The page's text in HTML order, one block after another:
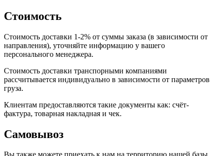
Стоимость
Стоимость доставки 1-2% от суммы заказа (в зависимости от
направления), уточняйте информацию у вашего
персонального менеджера.
Стоимость доставки транспорными компаниями
рассчитывается индивидуально в зависимости от параметров
груза.
Клиентам предоставляются такие документы как: счёт-
фактура, товарная накладная и чек.
Самовывоз